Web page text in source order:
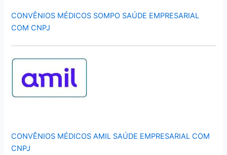
CONVÊNIOS MÉDICOS SOMPO SAÚDE EMPRESARIAL
COM CNPJ
CONVÊNIOS MÉDICOS AMIL SAÚDE EMPRESARIAL COM
CNPJ